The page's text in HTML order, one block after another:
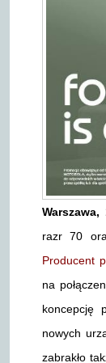
razr 70
Producent
na
koncepcję
nowych
zabrakło